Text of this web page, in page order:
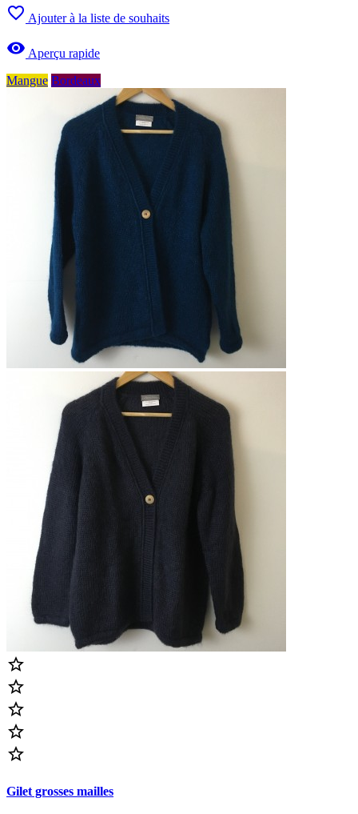
 Ajouter à la liste de souhaits
 Aperçu rapide
Mangue Bordeaux





Gilet grosses mailles